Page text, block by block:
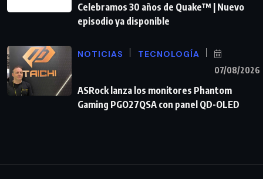
Celebramos 30 años de Quake™ | Nuevo
episodio ya disponible
NOTICIAS TECNOLOGÍA
07/08/2026
ASRock lanza los monitores Phantom
Gaming PGO27QSA con panel QD-OLED